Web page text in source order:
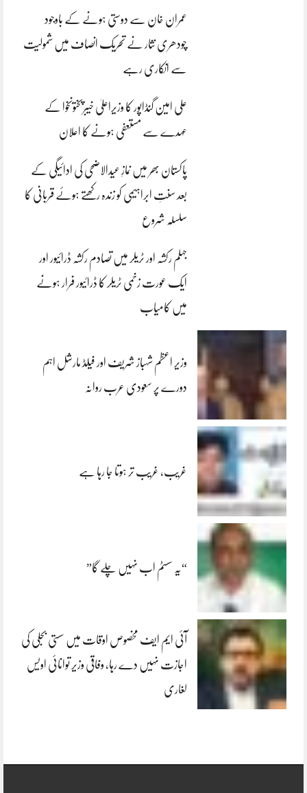
عمران خان سے دوستی ہونے کے باوجود
چودھری نثار نے تحریک انصاف میں شمولیت
سے انکاری رہے
علی امین گنڈاپور کا وزیراعلیٰ خیبرپختونخوا کے
عہدے سے مستعفی ہونے کا اعلان
پاکستان بھر میں نمازِ عیدالاضحی کی ادائیگی کے
بعد سنتِ ابراہیمی کو زندہ رکھتے ہوئے قربانی کا
سلسلہ شروع
جہلم رکشہ اور ٹریلر میں تصادم رکشہ ڈرائیور اور
ایک عورت زخمی ٹریلر کا ڈرائیور فرار ہونے
میں کامیاب
وزیر اعظم شہباز شریف اور فیلڈ مارشل اہم
دورے پر سعودی عرب روانہ
غریب، غریب تر ہوتا جا رہا ہے
“یہ سسٹم اب نہیں چلے گا”
آئی ایم ایف مخصوص اوقات میں سستی بجلی کی
اجازت نہیں دے رہا، وفاقی وزیر توانائی اویس
لغاری